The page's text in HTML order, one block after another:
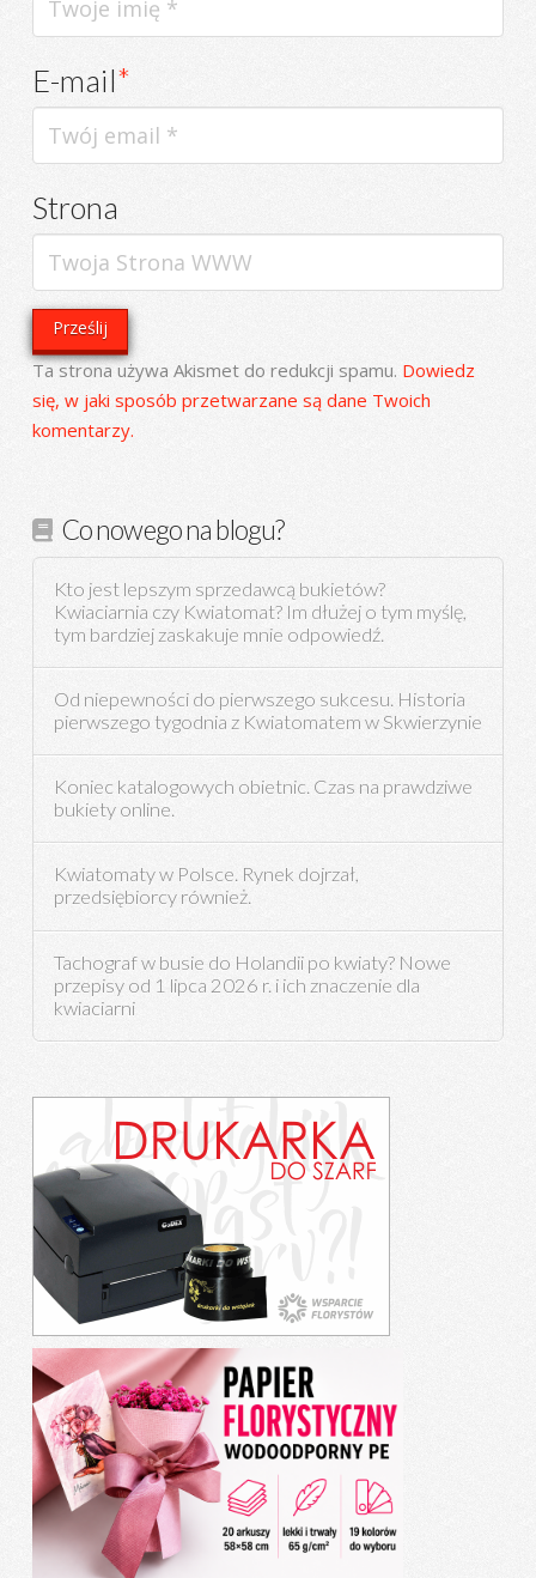
E-mail*
Strona
Ta strona używa Akismet do redukcji spamu. Dowiedz
się, w jaki sposób przetwarzane są dane Twoich
komentarzy.
Co nowego na blogu?
Kto jest lepszym sprzedawcą bukietów?
Kwiaciarnia czy Kwiatomat? Im dłużej o tym myślę,
tym bardziej zaskakuje mnie odpowiedź.
Od niepewności do pierwszego sukcesu. Historia
pierwszego tygodnia z Kwiatomatem w Skwierzynie
Koniec katalogowych obietnic. Czas na prawdziwe
bukiety online.
Kwiatomaty w Polsce. Rynek dojrzał,
przedsiębiorcy również.
Tachograf w busie do Holandii po kwiaty? Nowe
przepisy od 1 lipca 2026 r. i ich znaczenie dla
kwiaciarni